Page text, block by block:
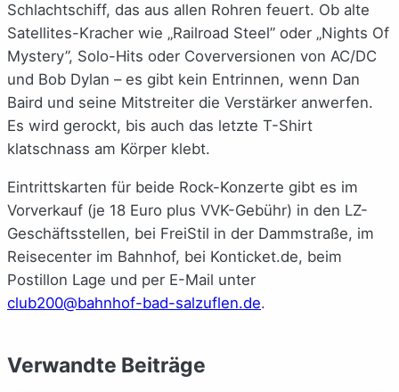
Schlachtschiff, das aus allen Rohren feuert. Ob alte
Satellites-Kracher wie „Railroad Steel” oder „Nights Of
Mystery”, Solo-Hits oder Coverversionen von AC/DC
und Bob Dylan – es gibt kein Entrinnen, wenn Dan
Baird und seine Mitstreiter die Verstärker anwerfen.
Es wird gerockt, bis auch das letzte T-Shirt
klatschnass am Körper klebt.
Eintrittskarten für beide Rock-Konzerte gibt es im
Vorverkauf (je 18 Euro plus VVK-Gebühr) in den LZ-
Geschäftsstellen, bei FreiStil in der Dammstraße, im
Reisecenter im Bahnhof, bei Konticket.de, beim
Postillon Lage und per E-Mail unter
club200@bahnhof-bad-salzuflen.de.
Verwandte Beiträge